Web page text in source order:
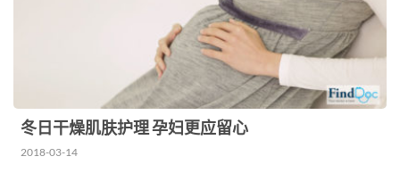
冬日干燥肌肤护理 孕妇更应留心
2018-03-14